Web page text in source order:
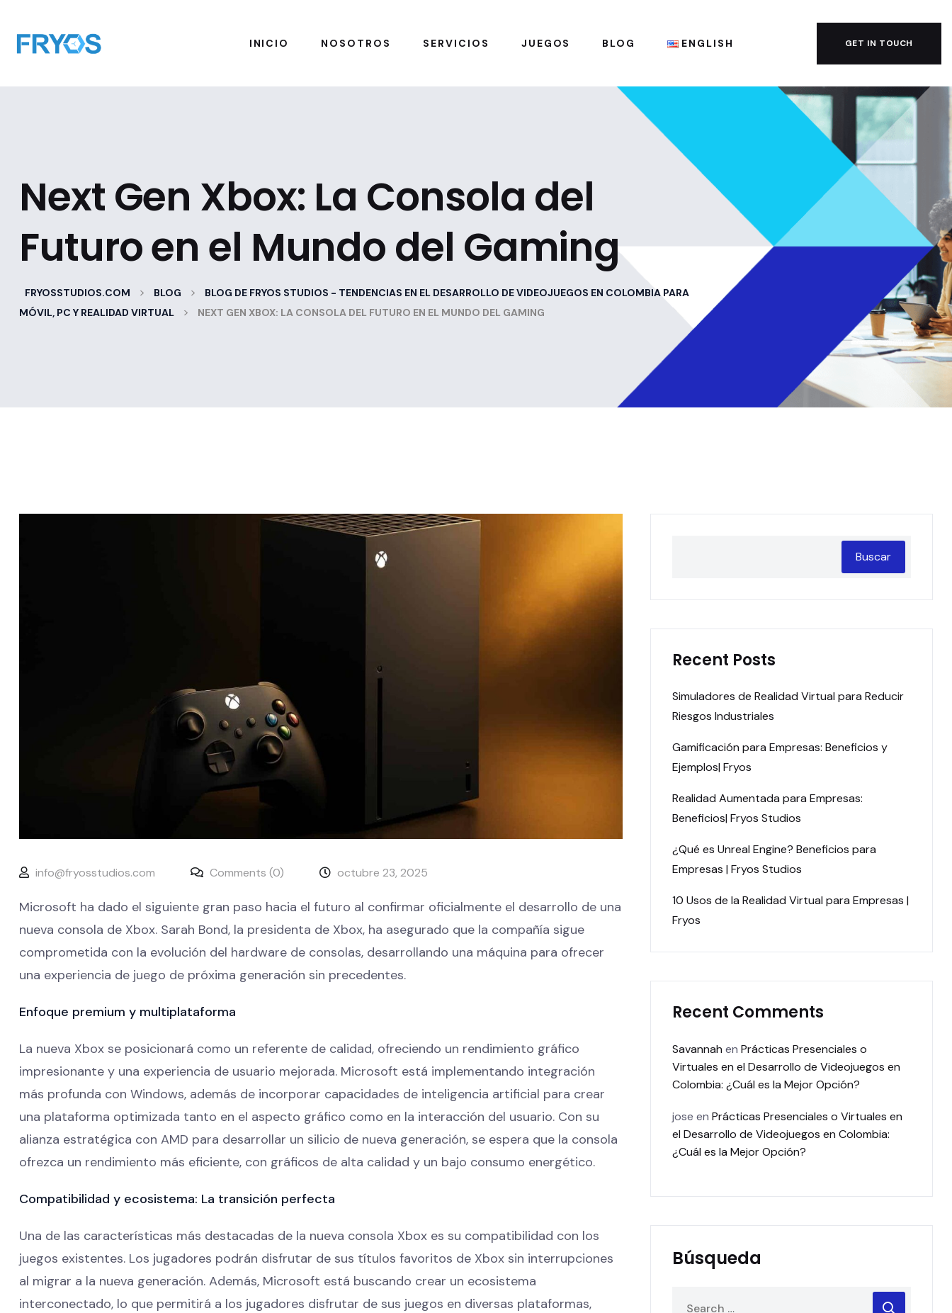
INICIO NOSOTROS SERVICIOS JUEGOS BLOG ENGLISH GET IN TOUCH
Next Gen Xbox: La Consola del
Futuro en el Mundo del Gaming
FRYOSSTUDIOS.COM > BLOG >
BLOG DE FRYOS STUDIOS - TENDENCIAS EN EL DESARROLLO DE VIDEOJUEGOS EN COLOMBIA PARA
MÓVIL, PC Y REALIDAD VIRTUAL
> NEXT GEN XBOX: LA CONSOLA DEL FUTURO EN EL MUNDO DEL GAMING
info@fryosstudios.com Comments (0) octubre 23, 2025
Microsoft ha dado el siguiente gran paso hacia el futuro al confirmar oficialmente el desarrollo de una
nueva consola de Xbox. Sarah Bond, la presidenta de Xbox, ha asegurado que la compañía sigue
comprometida con la evolución del hardware de consolas, desarrollando una máquina para ofrecer
una experiencia de juego de próxima generación sin precedentes.
Enfoque premium y multiplataforma
La nueva Xbox se posicionará como un referente de calidad, ofreciendo un rendimiento gráfico
impresionante y una experiencia de usuario mejorada. Microsoft está implementando integración
más profunda con Windows, además de incorporar capacidades de inteligencia artificial para crear
una plataforma optimizada tanto en el aspecto gráfico como en la interacción del usuario. Con su
alianza estratégica con AMD para desarrollar un silicio de nueva generación, se espera que la consola
ofrezca un rendimiento más eficiente, con gráficos de alta calidad y un bajo consumo energético.
Compatibilidad y ecosistema: La transición perfecta
Una de las características más destacadas de la nueva consola Xbox es su compatibilidad con los
juegos existentes. Los jugadores podrán disfrutar de sus títulos favoritos de Xbox sin interrupciones
al migrar a la nueva generación. Además, Microsoft está buscando crear un ecosistema
interconectado, lo que permitirá a los jugadores disfrutar de sus juegos en diversas plataformas,
Buscar
Recent Posts
Simuladores de Realidad Virtual para Reducir
Riesgos Industriales
Gamificación para Empresas: Beneficios y
Ejemplos| Fryos
Realidad Aumentada para Empresas:
Beneficios| Fryos Studios
¿Qué es Unreal Engine? Beneficios para
Empresas | Fryos Studios
10 Usos de la Realidad Virtual para Empresas |
Fryos
Recent Comments
Savannah en Prácticas Presenciales o
Virtuales en el Desarrollo de Videojuegos en
Colombia: ¿Cuál es la Mejor Opción?
jose en Prácticas Presenciales o Virtuales en
el Desarrollo de Videojuegos en Colombia:
¿Cuál es la Mejor Opción?
Búsqueda